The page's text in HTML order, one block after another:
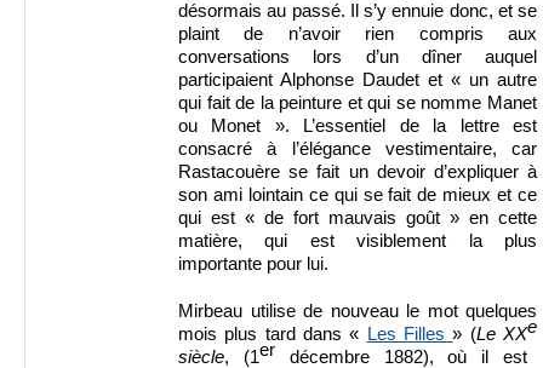
désormais au passé. Il s’y ennuie donc, et se
plaint de n’avoir rien compris aux
conversations lors d’un dîner auquel
participaient Alphonse Daudet et « un autre
qui fait de la peinture et qui se nomme Manet
ou Monet ». L’essentiel de la lettre est
consacré à l’élégance vestimentaire, car
Rastacouère se fait un devoir d’expliquer à
son ami lointain ce qui se fait de mieux et ce
qui est « de fort mauvais goût » en cette
matière, qui est visiblement la plus
importante pour lui.
Mirbeau utilise de nouveau le mot quelques
mois plus tard dans «
Les Filles» (Le XXe
siècle, (1er décembre 1882), où il est